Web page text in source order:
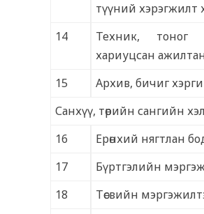
түүний хэрэгжилт
14
Техник, тоног
хариуцсан
15 Архив, бичиг
Санхүү, төрийн сангийн
16
Ерөнхий нягтлан
17
Бүртгэлийн
18
Төсвийн